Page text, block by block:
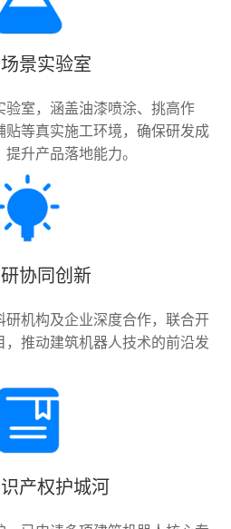
景实验室
室，涵盖油漆喷涂、挑高作
等真实施工环境，确保研发成
升产品落地能力。
协同创新
机构及企业深度合作，联合开
推动建筑机器人技术的前沿发
产权护城河